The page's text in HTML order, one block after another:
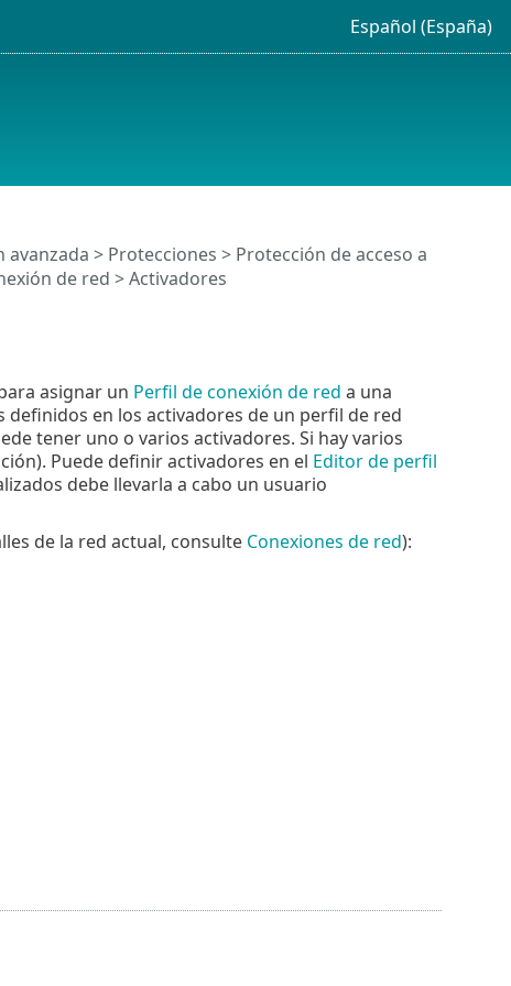
Español (España)
avanzada > Protecciones > Protección de acceso a
de red > Activadores
asignar un Perfil de conexión de red a una
en los activadores de un perfil de red
tener uno o varios activadores. Si hay varios
Puede definir activadores en el Editor de perfil
debe llevarla a cabo un usuario
de la red actual, consulte Conexiones de red):